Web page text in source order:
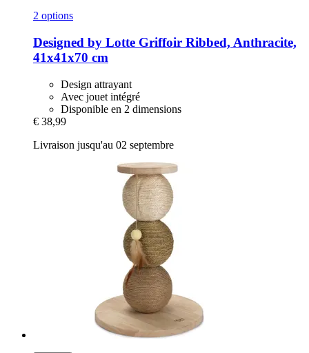
2 options
Designed by Lotte Griffoir Ribbed, Anthracite,
41x41x70 cm
Design attrayant
Avec jouet intégré
Disponible en 2 dimensions
€ 38,99
Livraison jusqu'au 02 septembre